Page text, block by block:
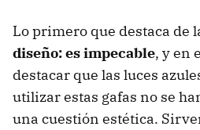
Lo primero que destaca de
diseño: es impecable, y en
destacar que las luces
utilizar estas gafas no se
una cuestión estética.